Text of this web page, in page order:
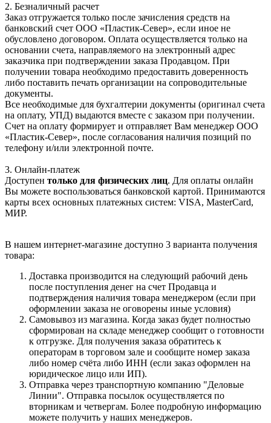
2. Безналичный расчет
Заказ отгружается только после зачисления средств на
банковский счет ООО «Пластик-Север», если иное не
обусловлено договором. Оплата осуществляется только на
основании счета, направляемого на электронный адрес
заказчика при подтверждении заказа Продавцом. При
получении товара необходимо предоставить доверенность
либо поставить печать организации на сопроводительные
документы.
Все необходимые для бухгалтерии документы (оригинал счета
на оплату, УПД) выдаются вместе с заказом при получении.
Счет на оплату формирует и отправляет Вам менеджер ООО
«Пластик-Север», после согласования наличия позиций по
телефону и/или электронной почте.
3. Онлайн-платеж
Доступен только для физических лиц. Для оплаты онлайн
Вы можете воспользоваться банковской картой. Принимаются
карты всех основных платежных систем: VISA, MasterCard,
МИР.
В нашем интернет-магазине доступно 3 варианта получения
товара:
Доставка производится на следующий рабочий день
после поступления денег на счет Продавца и
подтверждения наличия товара менеджером (если при
оформлении заказа не оговорены иные условия)
Самовывоз из магазина. Когда заказ будет полностью
сформирован на складе менеджер сообщит о готовности
к отгрузке. Для получения заказа обратитесь к
операторам в торговом зале и сообщите номер заказа
либо номер счёта либо ИНН (если заказ оформлен на
юридическое лицо или ИП).
Отправка через транспортную компанию "Деловые
Линии". Отправка посылок осуществляется по
вторникам и четвергам. Более подробную информацию
можете получить у наших менеджеров.